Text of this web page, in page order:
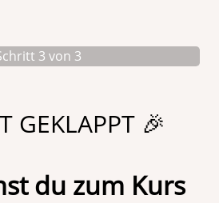
3 von 3
GEKLAPPT 🎉
du zum Kurs